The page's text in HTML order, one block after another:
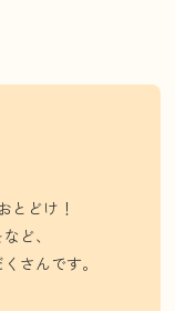
とどけ！
ど、
さんです。